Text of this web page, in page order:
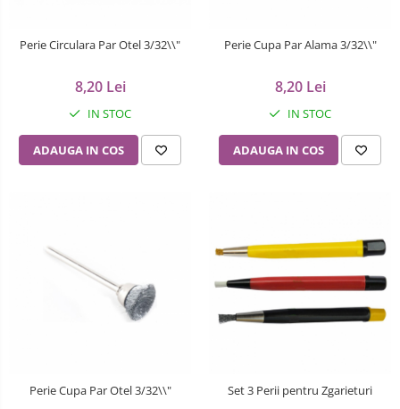
Ceasuri Daniel Klein
Ceasuri Q&Q
Ceasuri Reflex
Unisex
Scule de Mana
Scule Speciale
Suporti de Lucru
Surubelnite fine
Perie Circulara Par Otel 3/32\\"
8,20 Lei
IN STOC
ADAUGA IN COS
Perie Cupa Par Alama 3/32\\"
8,20 Lei
IN STOC
ADAUGA IN COS
Perie Cupa Par Otel 3/32\\" Set 3 Perii pentru Zgarieturi